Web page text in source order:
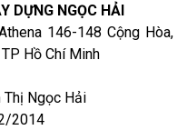
DỰNG NGỌC HẢI
146-148 Cộng Hòa,
Hồ Chí Minh
Thị Ngọc Hải
2014